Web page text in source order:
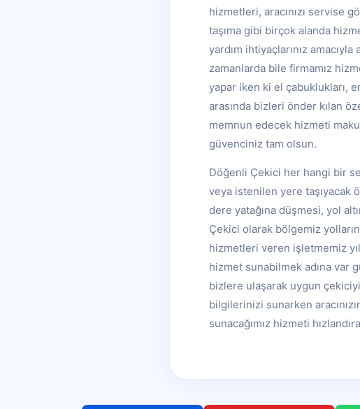
hizmetleri, aracınızı servise
taşıma gibi birçok alanda
yardım ihtiyaçlarınız
zamanlarda bile firmamız
yapar iken ki el çabuklukları,
arasında bizleri önder kılan
memnun edecek hizmeti
güvenciniz tam olsun.
Döğenli Çekici her hangi bir
veya istenilen yere taşıyacak
dere yatağına düşmesi, yol
Çekici olarak bölgemiz
hizmetleri veren işletmemiz
hizmet sunabilmek adına var
bizlere ulaşarak uygun
bilgilerinizi sunarken
sunacağımız hizmeti